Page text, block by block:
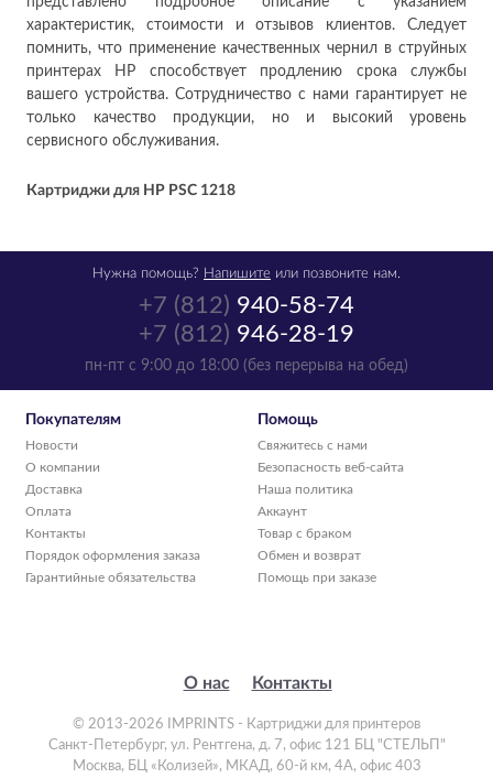
характеристик, стоимости и отзывов клиентов. Следует
помнить, что применение качественных чернил в струйных
принтерах HP способствует продлению срока службы
вашего устройства. Сотрудничество с нами гарантирует не
только качество продукции, но и высокий уровень
сервисного обслуживания.
Картриджи для HP PSC 1218
+7 (812) 940-58-74
+7 (812) 946-28-19
пн-пт с 9:00 до 18:00 (без перерыва на обед)
Нужна помощь? Напишите или позвоните нам.
Покупателям
Новости
О компании
Доставка
Оплата
Контакты
Порядок оформления заказа
Гарантийные обязательства
Помощь
Свяжитесь с нами
Безопасность веб-сайта
Наша политика
Аккаунт
Товар с браком
Обмен и возврат
Помощь при заказе
О нас Контакты
© 2013-2026 IMPRINTS - Картриджи для принтеров
Санкт-Петербург, ул. Рентгена, д. 7, офис 121 БЦ "СТЕЛЬП"
Москва, БЦ «Колизей», МКАД, 60-й км, 4А, офис 403